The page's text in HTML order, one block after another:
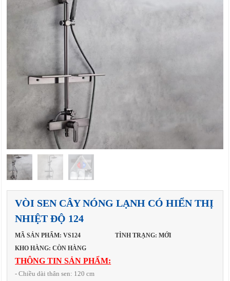
VÒI SEN CÂY NÓNG LẠNH CÓ HIỂN THỊ
NHIỆT ĐỘ 124
MÃ SẢN PHẨM: VS124
TÌNH TRẠNG: MỚI
KHO HÀNG: CÒN HÀNG
THÔNG TIN SẢN PHẨM:
- Chiều dài thân sen: 120 cm